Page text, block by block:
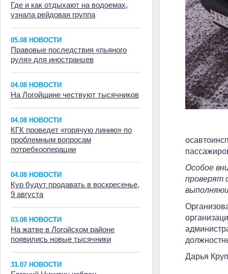
Где и как отдыхают на водоемах,
узнала рейдовая группа
05.08 НОВОСТИ
Правовые последствия «пьяного
руля» для иностранцев
04.08 НОВОСТИ
На Логойщине чествуют тысячников
04.08 НОВОСТИ
КГК проведет «горячую линию» по
проблемным вопросам
потребкооперации
04.08 НОВОСТИ
Кур будут продавать в воскресенье,
9 августа
03.08 НОВОСТИ
На жатве в Логойском районе
появились новые тысячники
31.07 НОВОСТИ
Особое
проверят
Дарья